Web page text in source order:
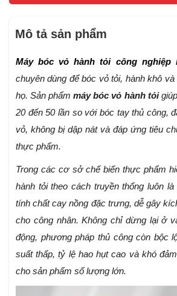
Mô tả sản phẩm
Máy bóc vỏ hành tỏi công nghiệp
chuyên dùng để bóc vỏ tỏi, hành khô
họ. Sản phẩmmáy bóc vỏ hành tỏi
20 đến 50 lần so với bóc tay thủ công,
vỏ, không bị dập nát và đáp ứng tiêu
thực phẩm.
Trong các cơ sở chế biến thực phẩm
hành tỏi theo cách truyền thống luôn
tính chất cay nồng đặc trưng, dễ gây
cho công nhân. Không chỉ dừng lại ở
động, phương pháp thủ công còn bộc
suất thấp, tỷ lệ hao hụt cao và khó
cho sản phẩm số lượng lớn.